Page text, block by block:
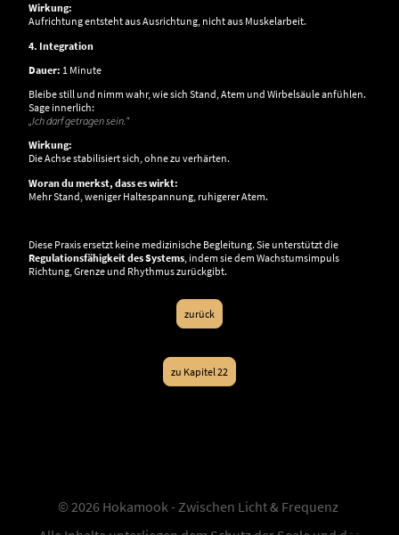
Wirkung:
Aufrichtung entsteht aus Ausrichtung, nicht aus Muskelarbeit.
4. Integration
Dauer: 1 Minute
Bleibe still und nimm wahr, wie sich Stand, Atem und Wirbelsäule anfühlen.
Sage innerlich:
„Ich darf getragen sein.“
Wirkung:
Die Achse stabilisiert sich, ohne zu verhärten.
Woran du merkst, dass es wirkt:
Mehr Stand, weniger Haltespannung, ruhigerer Atem.
Diese Praxis ersetzt keine medizinische Begleitung. Sie unterstützt die
Regulationsfähigkeit des Systems, indem sie dem Wachstumsimpuls
Richtung, Grenze und Rhythmus zurückgibt.
zurück
zu Kapitel 22
© 2026 Hokamook - Zwischen Licht & Frequenz